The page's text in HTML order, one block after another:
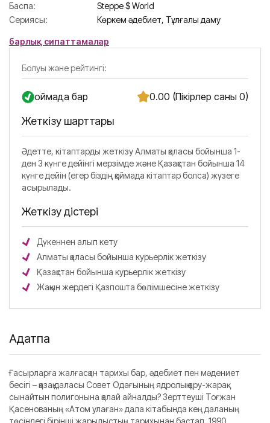
Баспа:
Steppe $ World
Сериясы:
Көркем әдебиет, Тұлғалық даму
барлық сипаттамалар
Болуы және рейтингі:
Қоймада бар 0.00 (Пікірлер саны 0)
Жеткізу шарттары
Әдетте, кітаптарды жеткізу Алматы қаласы бойынша 1-
ден 3 күнге дейінгі мерзімде және Қазақстан бойынша 14
күнге дейін (егер біздің қоймада кітаптар болса) жүзеге
асырылады.
Жеткізу әдістері
Дүкеннен алып кету
Алматы қаласы бойынша курьерлік жеткізу
Қазақстан бойынша курьерлік жеткізу
Жақын жердегі Қазпошта бөлімшесіне жеткізу
Аңдатпа
Ғасырларға жалғасқан тарихы бар, әдебиет пен мәдениет
бесігі – қазақ даласы Совет Одағының ядролық қару-жарақ
сынайтын полигонына қалай айналды? Зерттеуші Тоғжан
Қасенованың «Атом улаған» дала кітабында кең даланың